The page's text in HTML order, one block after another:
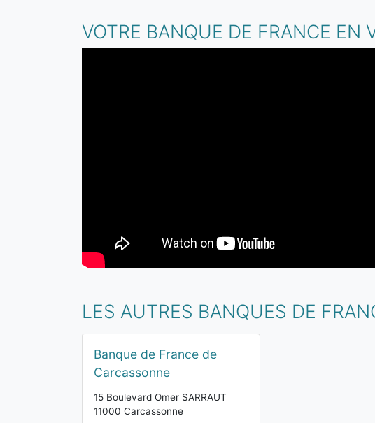
VOTRE BANQUE DE FRANCE EN
LES AUTRES BANQUES DE
Banque de France de
Carcassonne
15 Boulevard Omer SARRAUT
11000 Carcassonne